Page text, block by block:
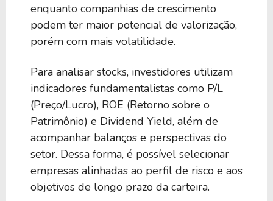
enquanto companhias de crescimento
podem ter maior potencial de valorização,
porém com mais volatilidade.
Para analisar stocks, investidores utilizam
indicadores fundamentalistas como P/L
(Preço/Lucro), ROE (Retorno sobre o
Patrimônio) e Dividend Yield, além de
acompanhar balanços e perspectivas do
setor. Dessa forma, é possível selecionar
empresas alinhadas ao perfil de risco e aos
objetivos de longo prazo da carteira.